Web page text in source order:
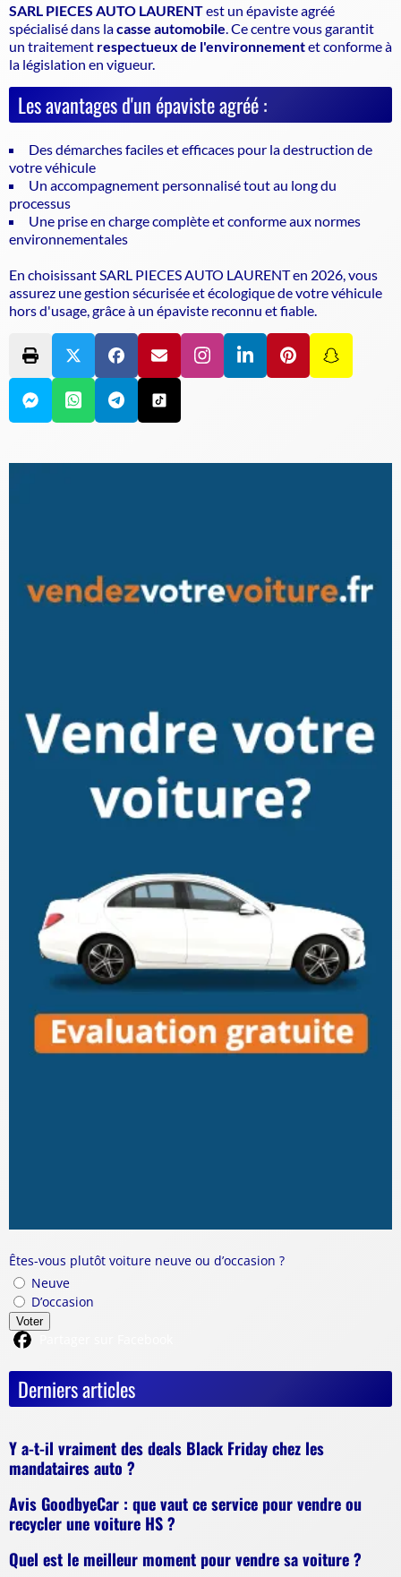
SARL PIECES AUTO LAURENTest un épaviste agréé
spécialisé dans lacasse automobile . Ce centre vous garantit
un traitement respectueux de l'environnementet conforme à
la législation en vigueur.
Les avantages d'un épaviste agréé :
Des démarches faciles et efficaces pour la destruction de
votre véhicule
Un accompagnement personnalisé tout au long du
processus
Une prise en charge complète et conforme aux normes
environnementales
En choisissant SARL PIECES AUTO LAURENT en 2026, vous
assurez une gestion sécurisée et écologique de votre véhicule
hors d'usage, grâce à un épaviste reconnu et fiable.
Êtes-vous plutôt voiture neuve ou d’occasion ?
Neuve
D’occasion
Voter
Derniers articles
Y a-t-il vraiment des deals Black Friday chez les
mandataires auto ?
Avis GoodbyeCar : que vaut ce service pour vendre ou
recycler une voiture HS ?
Quel est le meilleur moment pour vendre sa voiture ?